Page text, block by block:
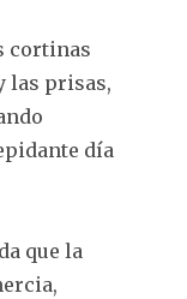
cortinas
las prisas,
día
que la